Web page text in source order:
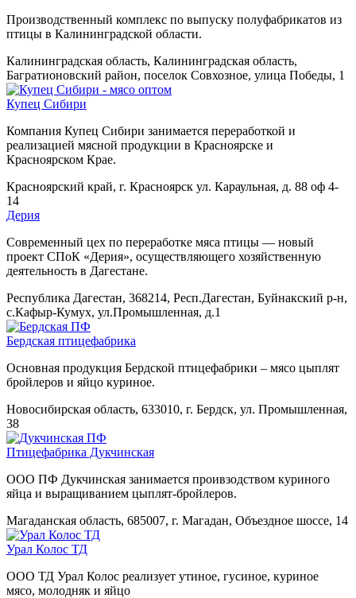
Производственный комплекс по выпуску полуфабрикатов из
птицы в Калининградской области.
Калининградская область, Калининградская область,
Багратионовский район, поселок Совхозное, улица Победы, 1
Купец Сибири
Компания Купец Сибири занимается переработкой и
реализацией мясной продукции в Красноярске и
Красноярском Крае.
Красноярский край, г. Красноярск ул. Караульная, д. 88 оф 4-
14
Дерия
Современный цех по переработке мяса птицы — новый
проект СПоК «Дерия», осуществляющего хозяйственную
деятельность в Дагестане.
Республика Дагестан, 368214, Респ.Дагестан, Буйнакский р-н,
с.Кафыр-Кумух, ул.Промышленная, д.1
Бердская птицефабрика
Основная продукция Бердской птицефабрики – мясо цыплят
бройлеров и яйцо куриное.
Новосибирская область, 633010, г. Бердск, ул. Промышленная,
38
Птицефабрика Дукчинская
ООО ПФ Дукчинская занимается проивзодством куриного
яйца и выращиванием цыплят-бройлеров.
Магаданская область, 685007, г. Магадан, Объездное шоссе, 14
Урал Колос ТД
ООО ТД Урал Колос реализует утиное, гусиное, куриное
мясо, молодняк и яйцо